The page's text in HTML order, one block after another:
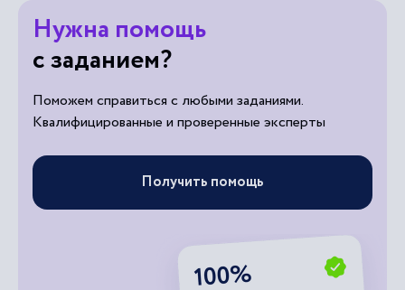
Нужна помощь
с заданием?
Поможем справиться с любыми заданиями.
Квалифицированные и проверенные эксперты
Получить помощь